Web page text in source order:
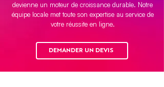
devienne un moteur de croissance durable. Notre
équipe locale met toute son expertise au service de
votre réussite en ligne.
DEMANDER UN DEVIS